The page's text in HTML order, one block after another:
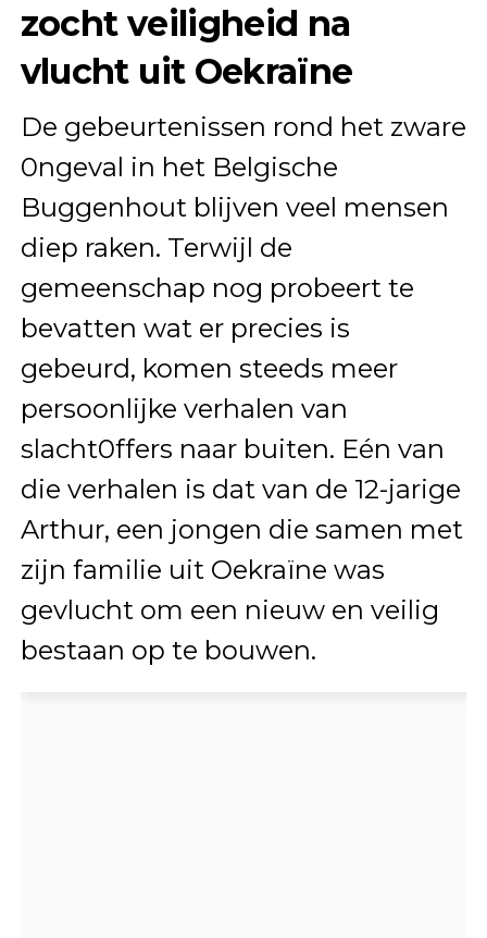
zocht veiligheid na
vlucht uit Oekraïne
De gebeurtenissen rond het zware
0ngeval in het Belgische
Buggenhout blijven veel mensen
diep raken. Terwijl de
gemeenschap nog probeert te
bevatten wat er precies is
gebeurd, komen steeds meer
persoonlijke verhalen van
slacht0ffers naar buiten. Eén van
die verhalen is dat van de 12-jarige
Arthur, een jongen die samen met
zijn familie uit Oekraïne was
gevlucht om een nieuw en veilig
bestaan op te bouwen.